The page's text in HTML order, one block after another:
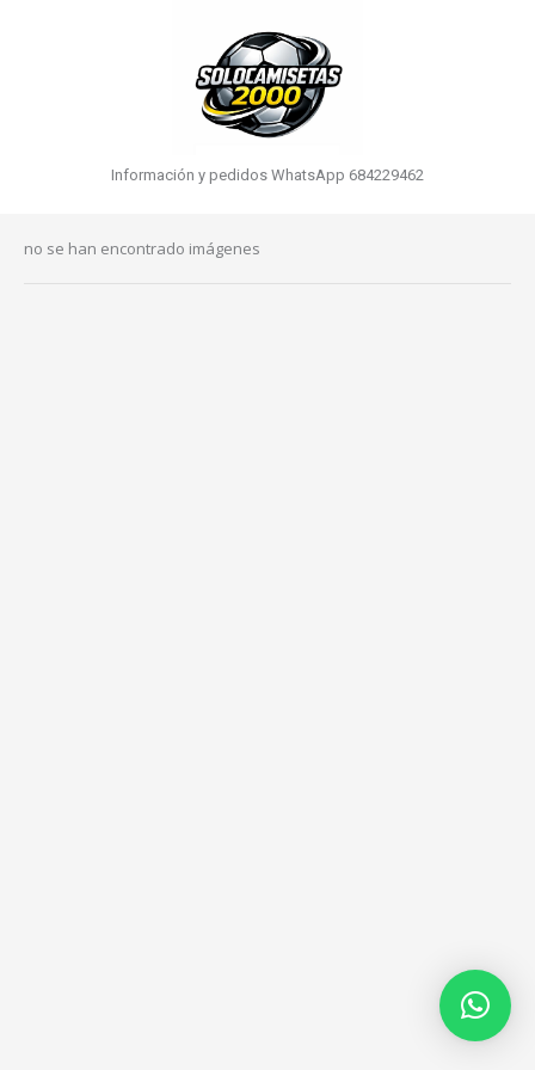
Información y pedidos WhatsApp 684229462
no se han encontrado imágenes